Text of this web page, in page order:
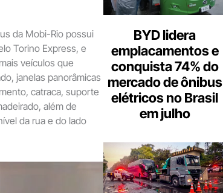
da Mobi-Rio possui
Torino Express, e
veículos que
janelas panorâmicas
catraca, suporte
além de
da rua e do lado
BYD lidera
emplacamentos e
conquista 74% do
mercado de ônibus
elétricos no Brasil
em julho